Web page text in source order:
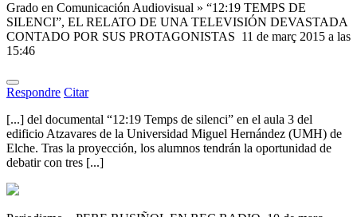
Grado en Comunicación Audiovisual » “12:19 TEMPS DE
SILENCI”, EL RELATO DE UNA TELEVISIÓN DEVASTADA
CONTADO POR SUS PROTAGONISTAS 11 de març 2015 a las
15:46
Respondre Citar
[...] del documental “12:19 Temps de silenci” en el aula 3 del
edificio Atzavares de la Universidad Miguel Hernández (UMH) de
Elche. Tras la proyección, los alumnos tendrán la oportunidad de
debatir con tres [...]